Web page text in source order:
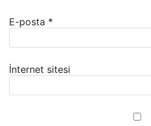
E-posta *
İnternet sitesi